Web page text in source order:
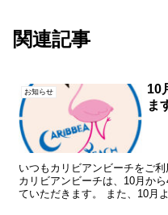
関連記事
お知らせ
10
ま
いつもカリビアンビーチをご
カリビアンビーチは、10月か
ていただきます。 また、10月